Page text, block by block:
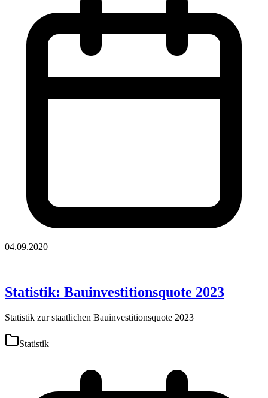
04.09.2020
Statistik: Bauinvestitionsquote 2023
Statistik zur staatlichen Bauinvestitionsquote 2023
Statistik